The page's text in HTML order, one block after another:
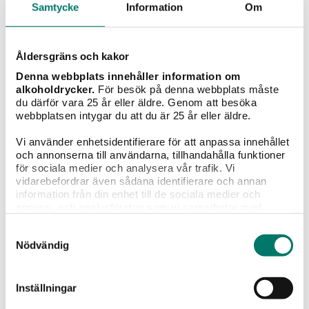
Samtycke Information Om
Åldersgräns och kakor
Denna webbplats innehåller information om
alkoholdrycker. För besök på denna webbplats måste
du därför vara 25 år eller äldre. Genom att besöka
webbplatsen intygar du att du är 25 år eller äldre.
Vi använder enhetsidentifierare för att anpassa innehållet
och annonserna till användarna, tillhandahålla funktioner
för sociala medier och analysera vår trafik. Vi
vidarebefordrar även sådana identifierare och annan
information från din enhet till de sociala medier och
information som du har tillhandahållit eller som de har
samlat in när du har använt deras tjänster.
Nödvändig
Inställningar
Fenix Prosecco DOC Extra Dry
FENIX Prosecco DOC – ett friskt och livfullt bubbel
från Italien! Ett mousserande vin med eleganta
bubblor och fruktig smak av päron, melon, gröna
äpplen och citrus. Lätt, uppfriskande och redo att
beställas för 87 kr!
KÖP